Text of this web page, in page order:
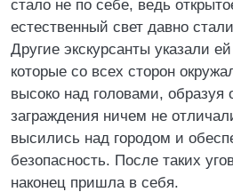
стало не по себе, ведь
естественный свет давно
Другие экскурсанты указали
которые со всех сторон
высоко над головами,
заграждения ничем не
высились над городом и
безопасность. После таких
наконец пришла в себя.